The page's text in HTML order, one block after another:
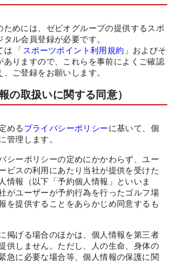
ためには、ゼビオグループの提供するスポ
ル会員登録が必要です。
は 「 スポーツポイント利用規約 」およびそ
ありますので、これらを事前によくご確認
ご登録をお願いします。
の取扱いに関する同意）
める プライバシーポリシーに基いて、個
管理します。
シーポリシーの定めにかかわらず、ユー
ビスの利用にあたり当社が提供を受けた
情報（以下「予約個人情報」といいま
がユーザーが予約行為を行ったゴルフ場
を提供することをあらかじめ同意するも
掲げる場合のほかは、個人情報を第三者
供しません。ただし、人の生命、身体の
急に必要な場合等、個人情報の保護に関